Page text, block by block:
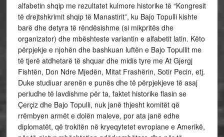
alfabetin shqip me rezultatet kulmore historike të “Kongresit
të drejtshkrimit shqip të Manastirit”, ku Bajo Topulli kishte
barë dhe detyra të rëndësishme (si mikpritës dhe
organizator) dhe mbështeste variantin e alfabetit latin. Këto
përpjekje e njohën dhe bashkuan luftën e Bajo Topullit me
të tjerë atdhetarë të shquar dhe midis tyre me At Gjergj
Fishtën, Don Ndre Mjedën, Mitat Frashërin, Sotir Pecin, etj.
Duke studiuar arenën e punës dhe të përpjekjeve të asaj
periudhe të lavdishme për ta, faktet historike flasin se
Çerçiz dhe Bajo Topulli, nuk janë thjesht komitët që
rrëmbyen armët e dolën maleve, por ata janë edhe
diplomatët, që trokitën në kryeqytetet evropiane e Amerikë,